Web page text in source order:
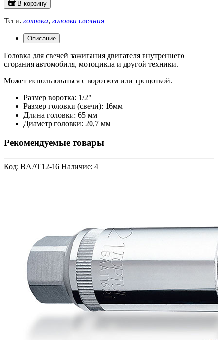
В корзину
Теги: головка, головка свечная
Описание
Головка для свечей зажигания двигателя внутреннего
сгорания автомобиля, мотоцикла и другой техники.
Может использоваться с воротком или трещоткой.
Размер воротка: 1/2"
Размер головки (свечи): 16мм
Длина головки: 65 мм
Диаметр головки: 20,7 мм
Рекомендуемые товары
Код: BAAT12-16 Наличие: 4